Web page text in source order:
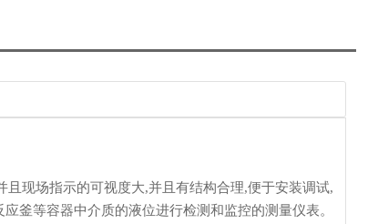
现场指示的可视度大,并且有结构合理,便于安装调试,
釜等容器中介质的液位进行检测和监控的测量仪表。